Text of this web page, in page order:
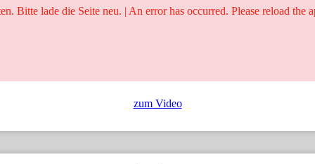
zum Video
Bitte lade die Seite neu. | An error has occurred. Please reload the